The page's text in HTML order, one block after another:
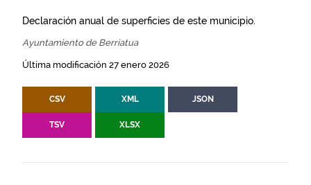
Declaración anual de superficies de este municipio.
Ayuntamiento de Berriatua
Última modificación 27 enero 2026
CSV XML JSON
TSV XLSX